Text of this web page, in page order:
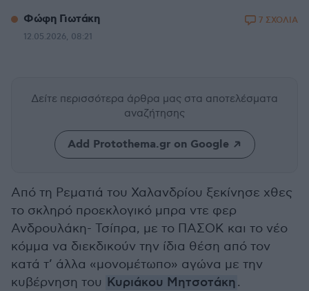
Φώφη Γιωτάκη
12.05.2026, 08:21
7 ΣΧΟΛΙΑ
Δείτε περισσότερα άρθρα μας στα αποτελέσματα
αναζήτησης
Add Protothema.gr on Google
Από τη Ρεματιά του Χαλανδρίου ξεκίνησε χθες
το σκληρό προεκλογικό μπρα ντε φερ
Ανδρουλάκη- Τσίπρα, με το ΠΑΣΟΚ και το νέο
κόμμα να διεκδικούν την ίδια θέση από τον
κατά τ’ άλλα «μονομέτωπο» αγώνα με την
κυβέρνηση του Κυριάκου Μητσοτάκη.